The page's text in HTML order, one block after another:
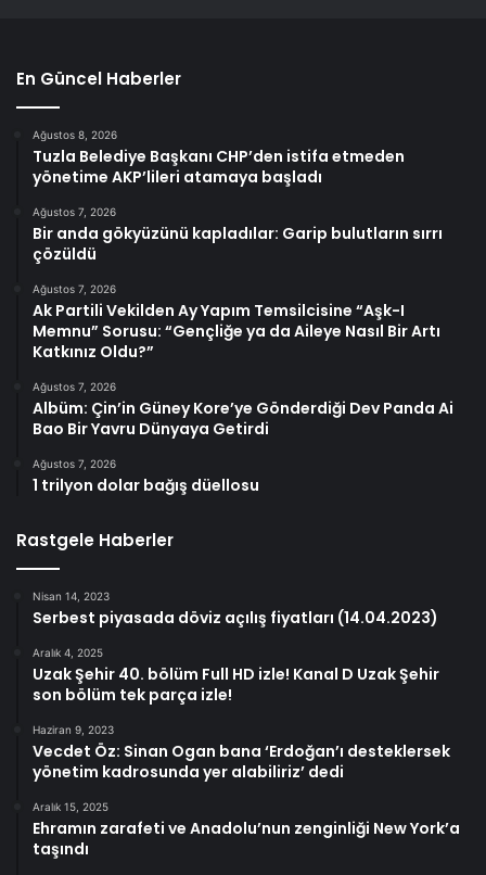
En Güncel Haberler
Ağustos 8, 2026
Tuzla Belediye Başkanı CHP’den istifa etmeden
yönetime AKP’lileri atamaya başladı
Ağustos 7, 2026
Bir anda gökyüzünü kapladılar: Garip bulutların sırrı
çözüldü
Ağustos 7, 2026
Ak Partili Vekilden Ay Yapım Temsilcisine “Aşk-I
Memnu” Sorusu: “Gençliğe ya da Aileye Nasıl Bir Artı
Katkınız Oldu?”
Ağustos 7, 2026
Albüm: Çin’in Güney Kore’ye Gönderdiği Dev Panda Ai
Bao Bir Yavru Dünyaya Getirdi
Ağustos 7, 2026
1 trilyon dolar bağış düellosu
Rastgele Haberler
Nisan 14, 2023
Serbest piyasada döviz açılış fiyatları (14.04.2023)
Aralık 4, 2025
Uzak Şehir 40. bölüm Full HD izle! Kanal D Uzak Şehir
son bölüm tek parça izle!
Haziran 9, 2023
Vecdet Öz: Sinan Ogan bana ‘Erdoğan’ı desteklersek
yönetim kadrosunda yer alabiliriz’ dedi
Aralık 15, 2025
Ehramın zarafeti ve Anadolu’nun zenginliği New York’a
taşındı